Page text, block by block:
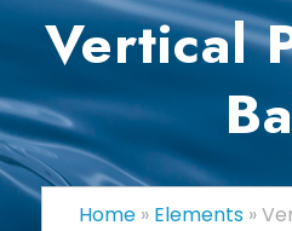
Vertical
Home » Elements »